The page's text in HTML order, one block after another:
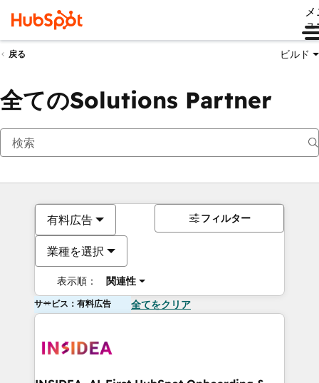
ュ
戻る ビルド
全てのSolutions Partner
有料広告
業種を選択
表示順： 関連性
フィルター
サービス：有料広告 全てをクリア